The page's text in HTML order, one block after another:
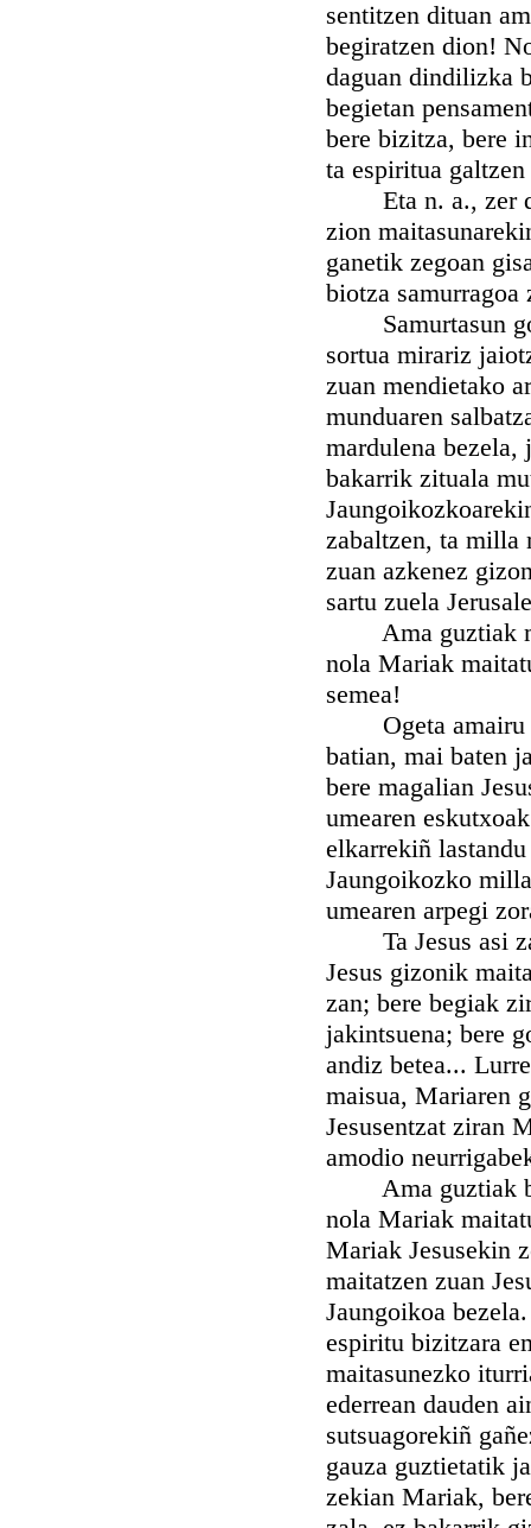
sentitzen dituan
begiratzen dion!
daguan dindilizka
begietan
bere bizitza, bere
ta espiritua
Eta n. a., zer
zion
ganetik zegoan
biotza samurragoa
Samurtasun
sortua mirariz
zuan mendietako
munduaren
mardulena bezela,
bakarrik zituala
zabaltzen, ta milla
zuan azkenez
sartu zuela
Ama guztiak
nola Mariak
semea!
Ogeta amairu
batian, mai baten
bere magalian
umearen
elkarrekiñ
Jaungoikozko
umearen arpegi
Ta Jesus asi
Jesus gizonik
zan; bere begiak
jakintsuena; bere
andiz betea...
maisua, Mariaren
Jesusentzat ziran
amodio
Ama guztiak
nola Mariak
Mariak Jesusekin
maitatzen zuan
Jaungoikoa
espiritu bizitzara
maitasunezko
ederrean dauden
sutsuagorekiñ
gauza guztietatik
zekian Mariak,